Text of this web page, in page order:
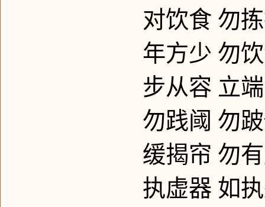
对饮食 勿
年方少 勿
步从容 立
勿践阈 勿
缓揭帘 勿
执虚器 如